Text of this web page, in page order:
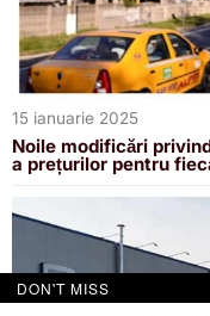
15 ianuarie 2025
Noile modificări
a prețurilor pentru
DON'T MISS